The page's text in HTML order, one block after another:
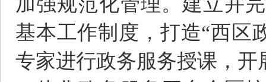
基本工作制度，打造“西区
专家进行政务服务授课，开